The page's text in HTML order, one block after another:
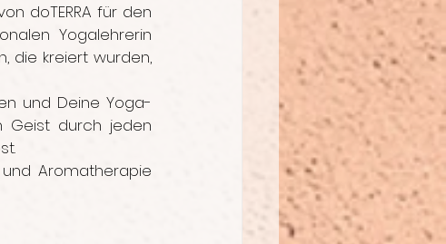
doTERRA für den
Yogalehrerin
die kreiert wurden,
und Deine Yoga-
Geist durch jeden
Aromatherapie